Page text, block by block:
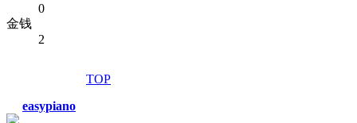
0
金钱
2
TOP
easypiano